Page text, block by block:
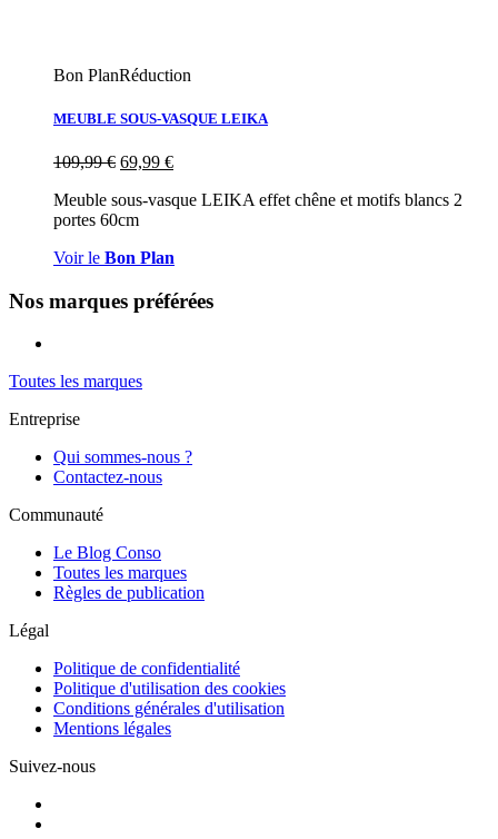
Bon PlanRéduction
MEUBLE SOUS-VASQUE LEIKA
109,99€ 69,99 €
Meuble sous-vasque LEIKA effet chêne et motifs blancs 2
portes 60cm
Voir le Bon Plan
Nos marques préférées
Toutes les marques
Entreprise
Qui sommes-nous ?
Contactez-nous
Communauté
Le Blog Conso
Toutes les marques
Règles de publication
Légal
Politique de confidentialité
Politique d'utilisation des cookies
Conditions générales d'utilisation
Mentions légales
Suivez-nous